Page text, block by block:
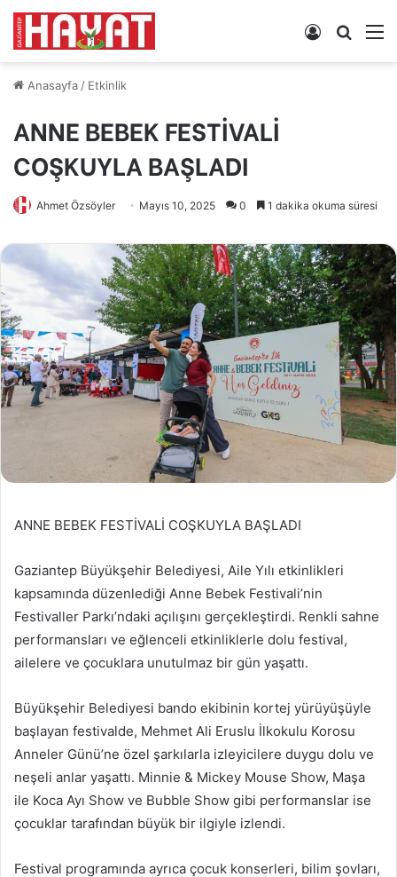
Arama
Kayıt
Anasayfa/ Etkinlik
ANNE BEBEK FESTİVALİ
COŞKUYLA BAŞLADI
Ahmet Özsöyler Mayıs 10, 2025 0 1 dakika okuma süresi
ANNE BEBEK FESTİVALİ COŞKUYLA BAŞLADI
Gaziantep Büyükşehir Belediyesi, Aile Yılı etkinlikleri
kapsamında düzenlediği Anne Bebek Festivali’nin
Festivaller Parkı’ndaki açılışını gerçekleştirdi. Renkli sahne
performansları ve eğlenceli etkinliklerle dolu festival,
ailelere ve çocuklara unutulmaz bir gün yaşattı.
Büyükşehir Belediyesi bando ekibinin kortej yürüyüşüyle
başlayan festivalde, Mehmet Ali Eruslu İlkokulu Korosu
Anneler Günü’ne özel şarkılarla izleyicilere duygu dolu ve
neşeli anlar yaşattı. Minnie & Mickey Mouse Show, Maşa
ile Koca Ayı Show ve Bubble Show gibi performanslar ise
çocuklar tarafından büyük bir ilgiyle izlendi.
Festival programında ayrıca çocuk konserleri, bilim şovları,